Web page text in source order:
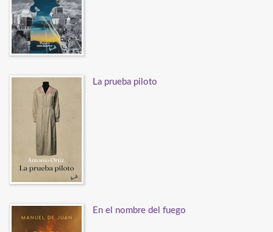
La prueba piloto
En el nombre del fuego